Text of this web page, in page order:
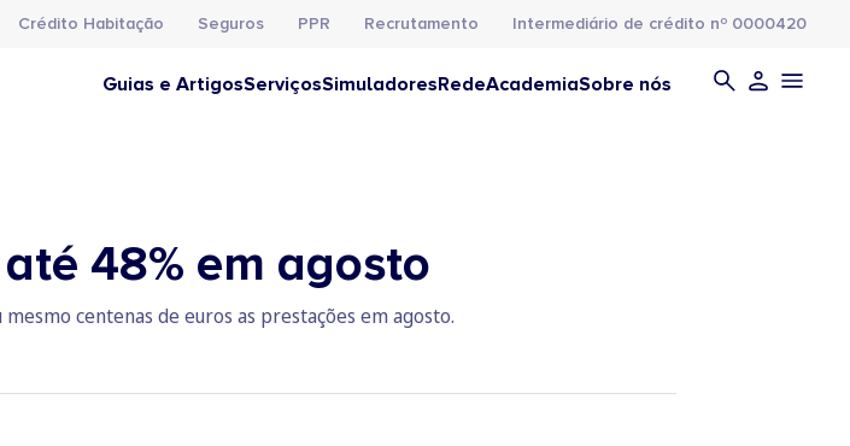
Crédito Habitação Seguros PPR Recrutamento Intermediário de crédito nº 0000420
Guias e ArtigosServiçosSimuladoresRedeAcademiaSobre nós
48% em agosto
centenas de euros as prestações em agosto.